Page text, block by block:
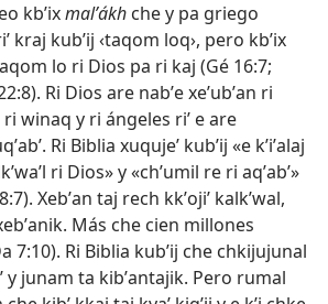
kbʼixmalʼákh che y pa griego
kraj kubʼij ‹taqom loq›, pero kbʼix
lo ri Dios pa ri kaj (Gé 16:7;
). Ri Dios are nabʼe xeʼubʼan ri
winaq y ri ángeles riʼ e are
Ri Biblia xuqujeʼ kubʼij «e kʼiʼalaj
ri Dios» y «chʼumil re ri aqʼabʼ»
). Xebʼan taj rech kkʼojiʼ kalkʼwal,
Más che cien millones
7:10). Ri Biblia kubʼij che chkijujunal
y junam ta kibʼantajik. Pero rumal